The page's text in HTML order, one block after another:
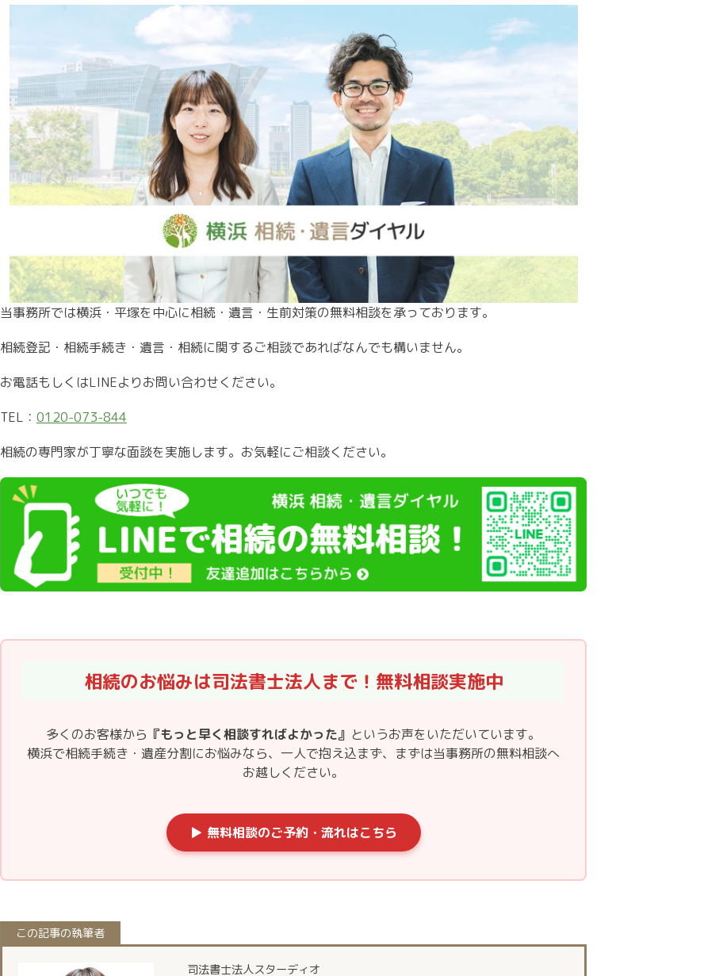
当事務所では横浜・平塚を中心に相続・遺言・生前対策の無料相談を承っております。
相続登記・相続手続き・遺言・相続に関するご相談であればなんでも構いません。
お電話もしくはLINEよりお問い合わせください。
TEL： 0120-073-844
相続の専門家が丁寧な面談を実施します。お気軽にご相談ください。
相続のお悩みは司法書士法人まで！無料相談実施中
多くのお客様から 『もっと早く相談すればよかった』 というお声をいただいています。
横浜で相続手続き・遺産分割にお悩みなら、一人で抱え込まず、まずは当事務所の無料相談へ
お越しください。
▶ 無料相談のご予約・流れはこちら
この記事の執筆者
司法書士法人スターディオ